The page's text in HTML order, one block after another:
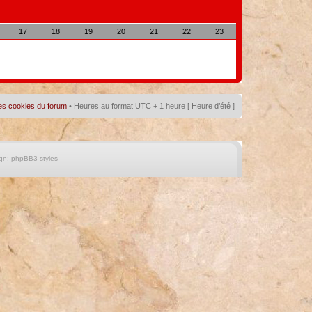
17 18 19 20 21 22 23
cookies du forum • Heures au format UTC + 1 heure [ Heure d’été ]
phpBB3 styles